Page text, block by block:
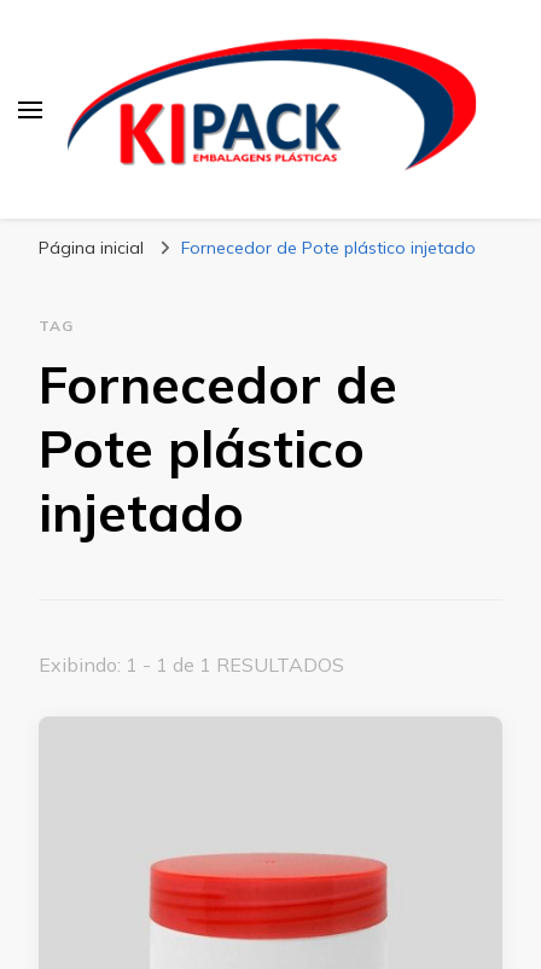
Página inicial Fornecedor de Pote plástico injetado
TAG
Fornecedor de
Pote plástico
injetado
Exibindo: 1 - 1 de 1 RESULTADOS